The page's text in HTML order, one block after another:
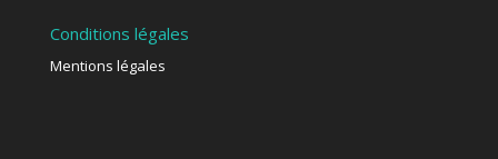
Conditions légales
Mentions légales